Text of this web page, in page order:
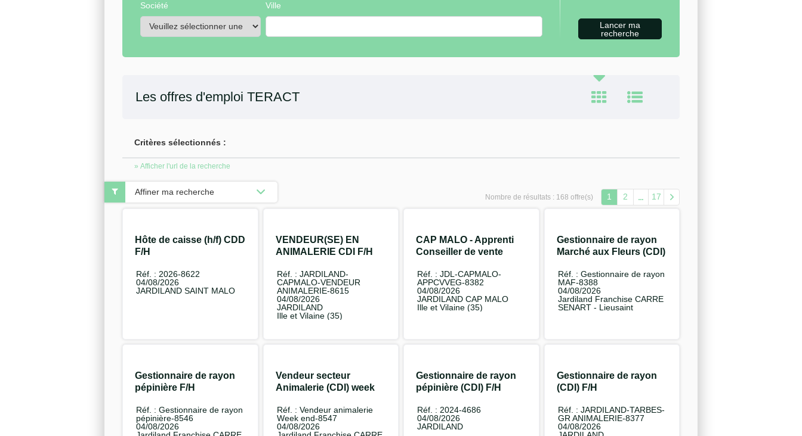
Société Ville
Les offres d'emploi TERACT
Critères sélectionnés :
» Afficher l'url de la recherche
Nombre de résultats : 168 offre(s) 1 2 17
Hôte de caisse (h/f) CDD
F/H
Réf. : 2026-8622
04/08/2026
JARDILAND SAINT MALO
VENDEUR(SE) EN
ANIMALERIE CDI F/H
Réf. : JARDILAND-
CAPMALO-VENDEUR
ANIMALERIE-8615
04/08/2026
JARDILAND
Ille et Vilaine (35)
CAP MALO - Apprenti
Conseiller de vente
Réf. : JDL-CAPMALO-
APPCVVEG-8382
04/08/2026
JARDILAND CAP MALO
Ille et Vilaine (35)
Gestionnaire de rayon
Marché aux Fleurs (CDI)
Réf. : Gestionnaire de rayon
MAF-8388
04/08/2026
Jardiland Franchise CARRE
SENART - Lieusaint
Gestionnaire de rayon
pépinière F/H
Réf. : Gestionnaire de rayon
pépinière-8546
04/08/2026
Vendeur secteur
Animalerie (CDI) week
Réf. : Vendeur animalerie
Week end-8547
04/08/2026
Gestionnaire de rayon
pépinière (CDI) F/H
Réf. : 2024-4686
04/08/2026
JARDILAND
Gestionnaire de rayon
(CDI) F/H
Réf. : JARDILAND-TARBES-
GR ANIMALERIE-8377
04/08/2026
Affiner ma recherche